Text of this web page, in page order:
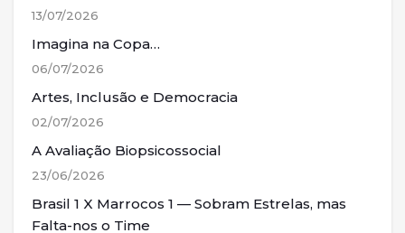
13/07/2026
Imagina na Copa…
06/07/2026
Artes, Inclusão e Democracia
02/07/2026
A Avaliação Biopsicossocial
23/06/2026
Brasil 1 X Marrocos 1 — Sobram Estrelas, mas
Falta-nos o Time